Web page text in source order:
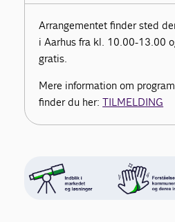
Arrangementet finder sted
i Aarhus fra kl. 10.00-13.00
gratis.
Mere information om
finder du her:TILMELDING